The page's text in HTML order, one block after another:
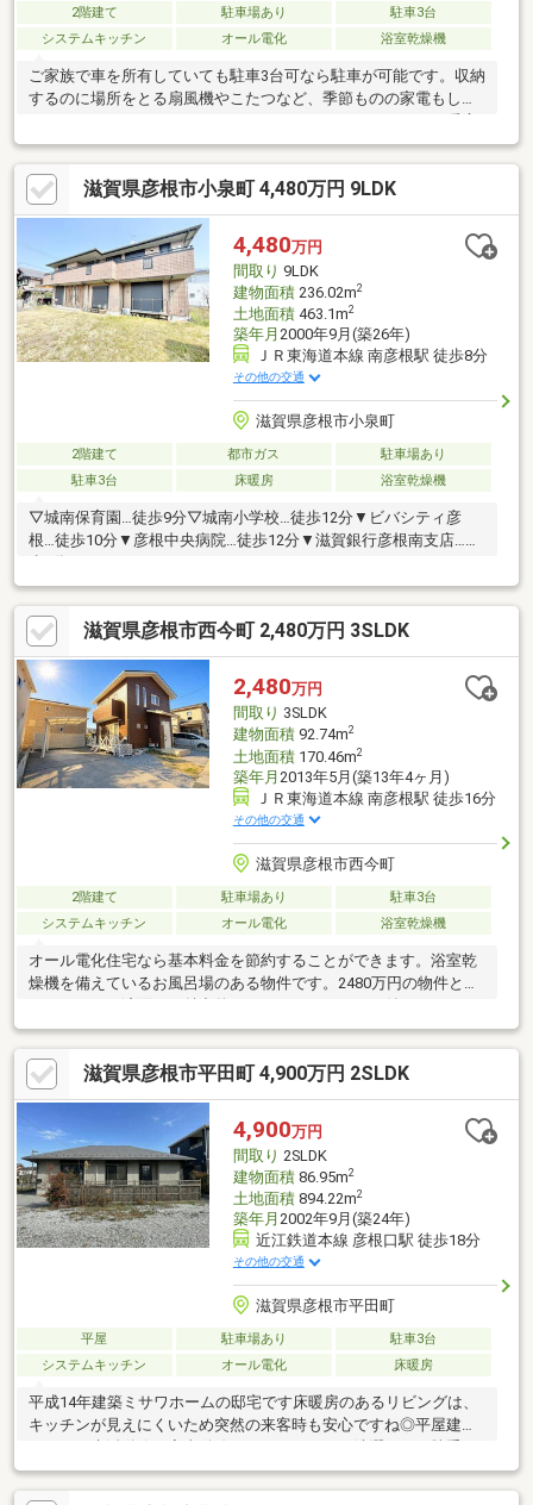
2階建て 駐車場あり
駐車3台
システムキッチン
オール電化 浴室乾燥機
ご家族で車を所有していても駐車3台可なら駐車が可能です。収納
するのに場所をとる扇風機やこたつなど、季節ものの家電もしま
機能を使えば寒い時期の室温差を抑えてヒートショックを防げ
る、浴室乾燥機付きの物件です。築5年以内のまだまだ新しい物件
です。解放感溢れる4LDKの物件はこちらです。来訪者をモニター
で確認できるTVインターホン付きです。駅から徒歩6分の物件で
滋賀県彦根市小泉町 4,480万円 9LDK
4,480万円
間取り 9LDK
建物面積236.02m2
土地面積463.1m2
築年月 2000年9月(築26年)
ＪＲ東海道本線 南彦根駅 徒歩8分
その他の交通
滋賀県彦根市小泉町
2階建て 都市ガス
駐車場あり
駐車3台
床暖房 浴室乾燥機
▽城南保育園…徒歩9分▽城南小学校…徒歩12分▼ビバシティ彦
根…徒歩10分▼彦根中央病院…徒歩12分▼滋賀銀行彦根南支店…徒
滋賀県彦根市西今町 2,480万円 3SLDK
2,480万円
間取り 3SLDK
建物面積92.74m2
土地面積170.46m2
築年月 2013年5月(築13年4ヶ月)
ＪＲ東海道本線 南彦根駅 徒歩16分
その他の交通
滋賀県彦根市西今町
2階建て 駐車場あり
駐車3台
システムキッチン
オール電化 浴室乾燥機
オール電化住宅なら基本料金を節約することができます。浴室乾
燥機を備えているお風呂場のある物件です。2480万円の物件とな
す。室内の環境も良好な、住みよい中古の戸建て物件となってお
ります。建物面積は92.74㎡となっており広々とした空間で生活す
ることができます。3SLDKは収納にも余裕あり、快適な生活がお
くれます。
滋賀県彦根市平田町 4,900万円 2SLDK
4,900万円
間取り 2SLDK
建物面積86.95m2
土地面積894.22m2
築年月 2002年9月(築24年)
近江鉄道本線 彦根口駅 徒歩18分
その他の交通
滋賀県彦根市平田町
平屋 駐車場あり
駐車3台
システムキッチン
オール電化 床暖房
平成14年建築ミサワホームの邸宅です床暖房のあるリビングは、
キッチンが見えにくいため突然の来客時も安心ですね◎平屋建て
と屋根付きテラスでスムーズ♪収益しながら暮らせる物件です。こ
ども園・小学校が近くに揃い、穏やかな住環境が魅力的ですね♪菜